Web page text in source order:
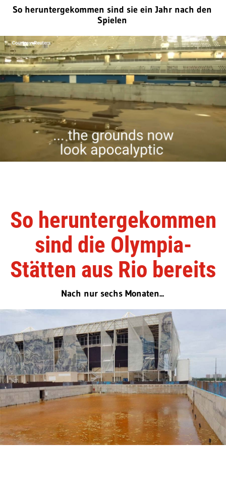
So heruntergekommen sind sie ein Jahr nach den
Spielen
So heruntergekommen
sind die Olympia-
Stätten aus Rio bereits
Nach nur sechs Monaten...